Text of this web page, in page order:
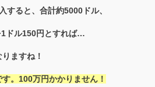
すると、合計約5000ドル、
ドル150円とすれば…
ますね！
。100万円かかりません！